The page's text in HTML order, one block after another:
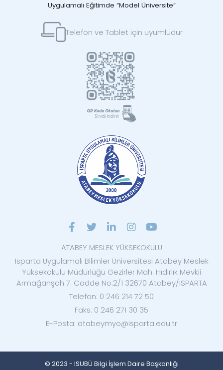
Uygulamalı Eğitimde “Model Üniversite”
Telefon ve Tablet için uyumludur
ATABEY MESLEK YÜKSEKOKULU
Isparta Uygulamalı Bilimler Üniversitesi Atabey Meslek
Yüksekokulu Müdürlüğü Gezirler Mah. Hıdırlık Mevkii
Armağanşah 7. Cadde No:2/1 32670 Atabey/ISPARTA
Telefon: 0 246 214 72 50
Faks: 0 246 271 30 35
E-Posta: atabeymyo@isparta.edu.tr
© 2023 - ISUBÜ Bilgi İşlem Daire Başkanlığı